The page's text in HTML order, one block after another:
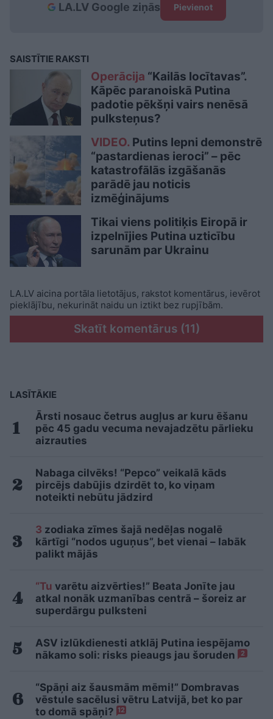
LA.LV Google ziņās Pievienot
SAISTĪTIE RAKSTI
Operācija “Kailās locītavas”.
Kāpēc paranoiskā Putina
padotie pēkšņi vairs nenēsā
pulksteņus?
VIDEO. Putins lepni demonstrē
“pastardienas ieroci” – pēc
katastrofālās izgāšanās
parādē jau noticis
izmēģinājums
Tikai viens politiķis Eiropā ir
izpelnījies Putina uzticību
sarunām par Ukrainu
LA.LV aicina portāla lietotājus, rakstot komentārus, ievērot
pieklājību, nekurināt naidu un iztikt bez rupjībām.
Skatīt komentārus (11)
LASĪTĀKIE
Ārsti nosauc četrus augļus ar kuru ēšanu
pēc 45 gadu vecuma nevajadzētu pārlieku
aizrauties
Nabaga cilvēks! “Pepco” veikalā kāds
pircējs dabūjis dzirdēt to, ko viņam
noteikti nebūtu jādzird
3 zodiaka zīmes šajā nedēļas nogalē
kārtīgi “nodos uguņus”, bet vienai – labāk
palikt mājās
“Tu varētu aizvērties!” Beata Jonīte jau
atkal nonāk uzmanības centrā – šoreiz ar
superdārgu pulksteni
ASV izlūkdienesti atklāj Putina iespējamo
nākamo soli: risks pieaugs jau šoruden
2
“Spāņi aiz šausmām mēmi!” Dombravas
vēstule sacēlusi vētru Latvijā, bet ko par
to domā spāņi? 12